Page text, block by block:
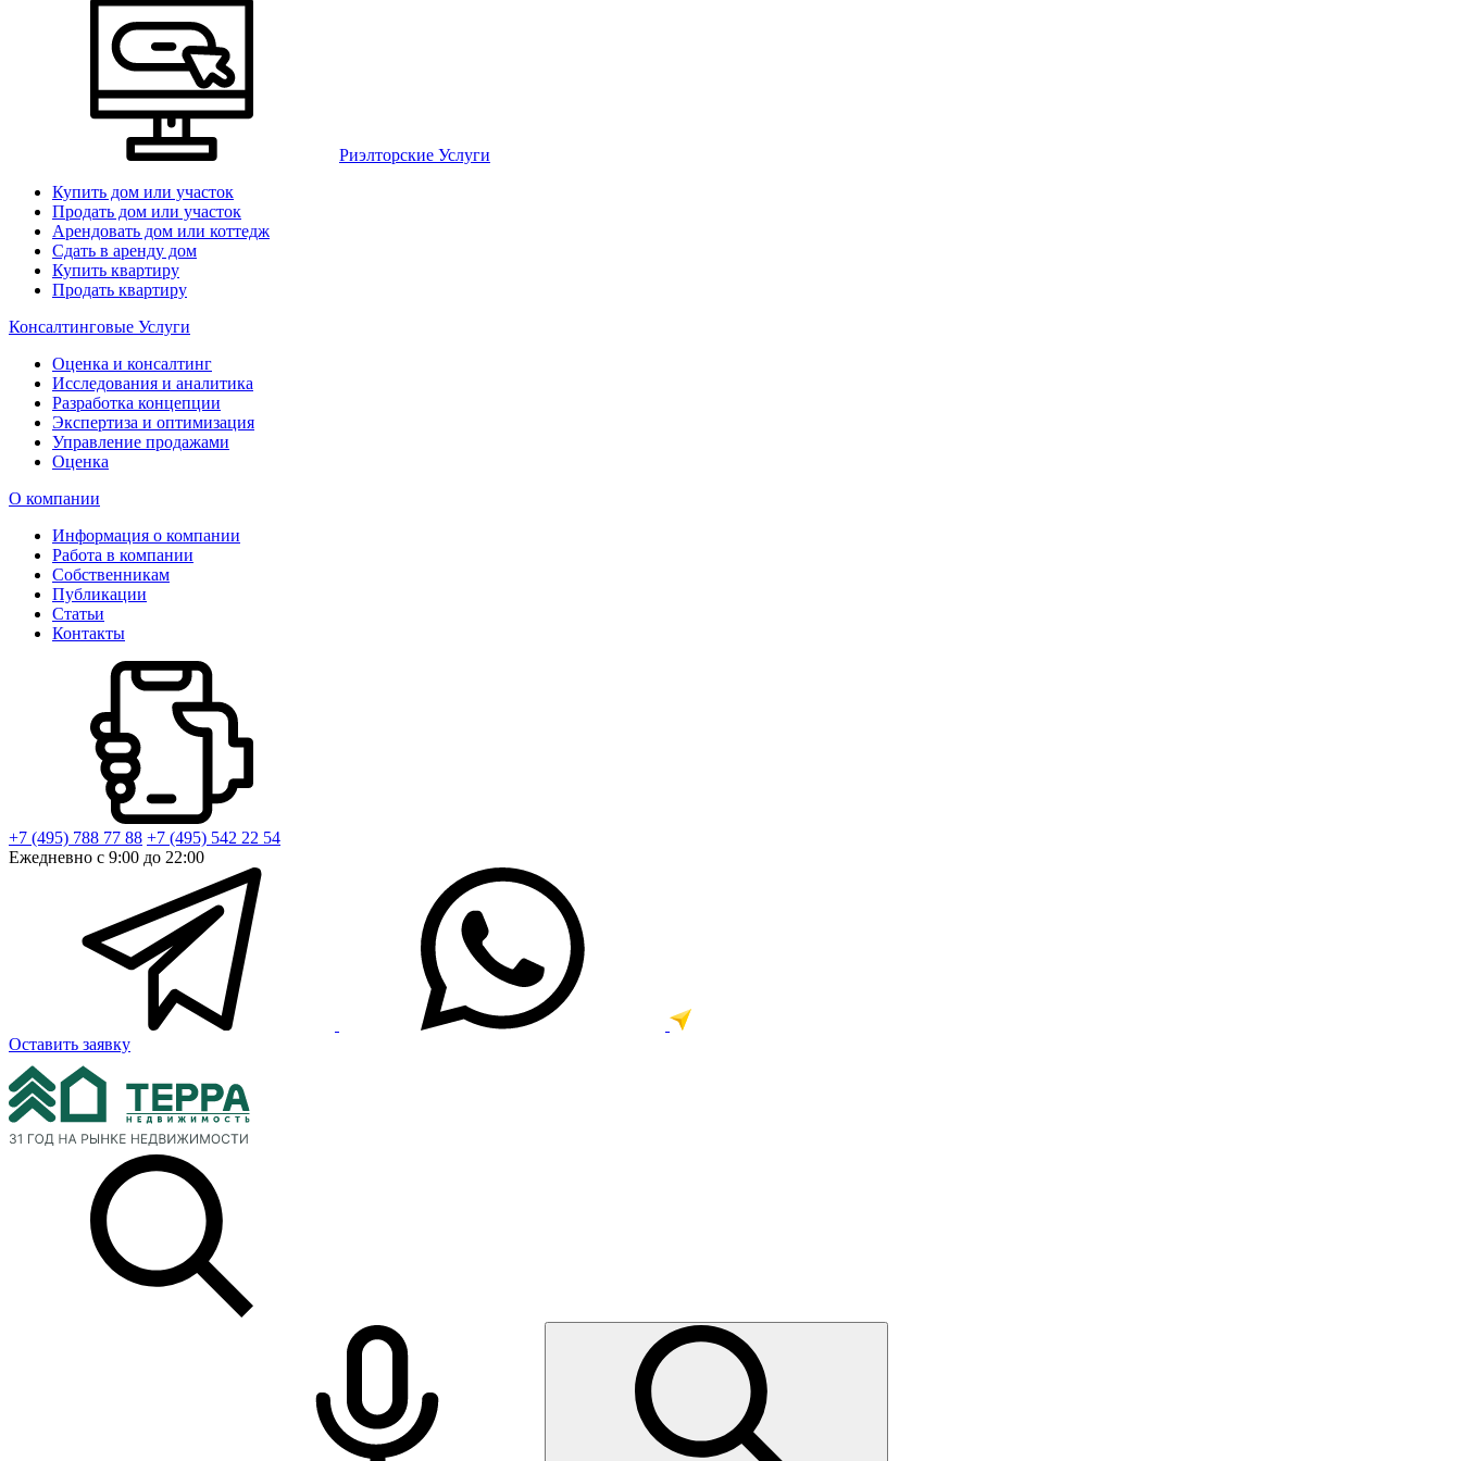
Риэлторские Услуги
Купить дом или участок
Продать дом или участок
Арендовать дом или коттедж
Сдать в аренду дом
Купить квартиру
Продать квартиру
Консалтинговые Услуги
Оценка и консалтинг
Исследования и аналитика
Разработка концепции
Экспертиза и оптимизация
Управление продажами
Оценка
О компании
Информация о компании
Работа в компании
Собственникам
Публикации
Статьи
Контакты
+7 (495) 788 77 88 +7 (495) 542 22 54
Ежедневно с 9:00 до 22:00
Оставить заявку